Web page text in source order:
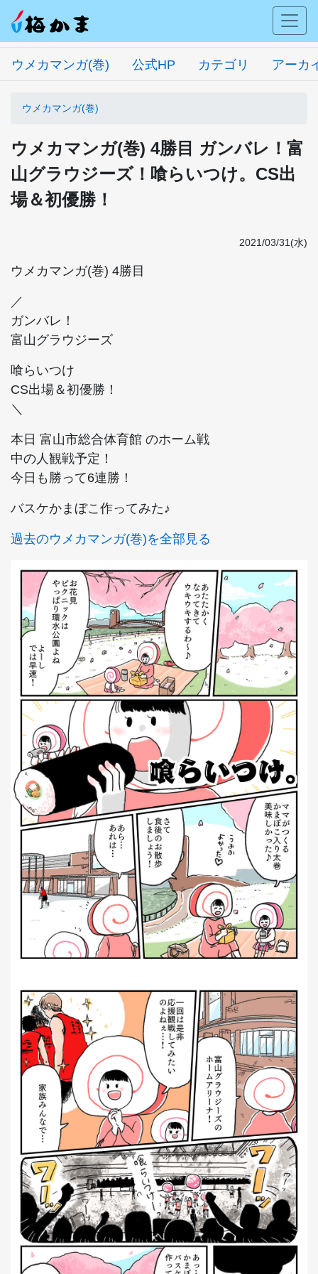
ウメカマンガ(巻) 公式HP カテゴリ アーカ
ウメカマンガ(巻)
ウメカマンガ(巻) 4勝目 ガンバレ！富
山グラウジーズ！喰らいつけ。CS出
場＆初優勝！
2021/03/31(水)
ウメカマンガ(巻) 4勝目
／
ガンバレ！
富山グラウジーズ
喰らいつけ
CS出場＆初優勝！
＼
本日 富山市総合体育館 のホーム戦
中の人観戦予定！
今日も勝って6連勝！
バスケかまぼこ作ってみた♪
過去のウメカマンガ(巻)を全部見る